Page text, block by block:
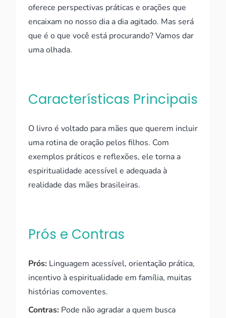
oferece perspectivas práticas e orações que
encaixam no nosso dia a dia agitado. Mas será
que é o que você está procurando? Vamos dar
uma olhada.
Características Principais
O livro é voltado para mães que querem incluir
uma rotina de oração pelos filhos. Com
exemplos práticos e reflexões, ele torna a
espiritualidade acessível e adequada à
realidade das mães brasileiras.
Prós e Contras
Prós: Linguagem acessível, orientação prática,
incentivo à espiritualidade em família, muitas
histórias comoventes.
Contras: Pode não agradar a quem busca